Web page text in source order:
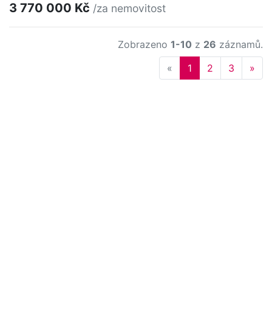
3 770 000 Kč /za nemovitost
Zobrazeno 1-10 z 26 záznamů.
« Previous
1 2 3 »